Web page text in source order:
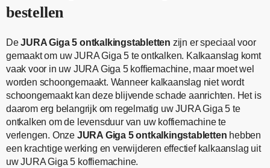
bestellen
DeJURA Giga 5 ontkalkingstabletten zijn er speciaal voor
gemaakt om uw JURA Giga 5 te ontkalken. Kalkaanslag komt
vaak voor in uw JURA Giga 5 koffiemachine, maar moet wel
worden schoongemaakt. Wanneer kalkaanslag niet wordt
schoongemaakt kan deze blijvende schade aanrichten. Het is
daarom erg belangrijk om regelmatig uw JURA Giga 5 te
ontkalken om de levensduur van uw koffiemachine te
verlengen. Onze JURA Giga 5 ontkalkingstabletten hebben
een krachtige werking en verwijderen effectief kalkaanslag uit
uw JURA Giga 5 koffiemachine.